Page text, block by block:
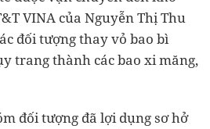
VINA của Nguyễn Thị Thu
đối tượng thay vỏ bao bì
trang thành các bao xi măng,
đối tượng đã lợi dụng sơ hở